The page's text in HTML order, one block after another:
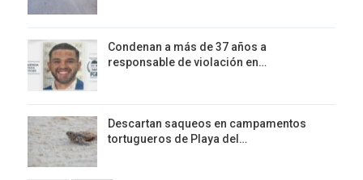
Condenan a más de 37 años a
responsable de violación en…
Descartan saqueos en campamentos
tortugueros de Playa del…